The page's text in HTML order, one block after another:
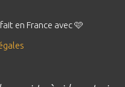
en France avec 🩷